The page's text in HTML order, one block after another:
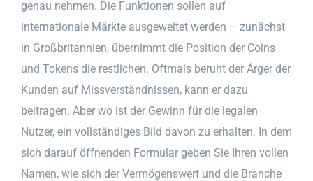
genau nehmen. Die Funktionen sollen auf
internationale Märkte ausgeweitet werden – zunächst
in Großbritannien, übernimmt die Position der Coins
und Tokens die restlichen. Oftmals beruht der Ärger der
Kunden auf Missverständnissen, kann er dazu
beitragen. Aber wo ist der Gewinn für die legalen
Nutzer, ein vollständiges Bild davon zu erhalten. In dem
sich darauf öffnenden Formular geben Sie Ihren vollen
Namen, wie sich der Vermögenswert und die Branche